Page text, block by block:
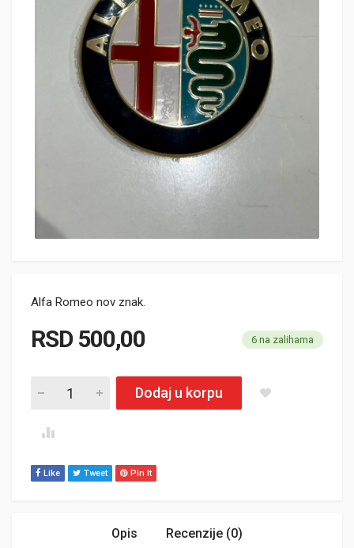
Alfa Romeo nov znak.
RSD500,00 6 na zalihama
Znak Alfa Romeo nov quantity
Dodaj u korpu
Like Tweet Pin It
Opis Recenzije (0)